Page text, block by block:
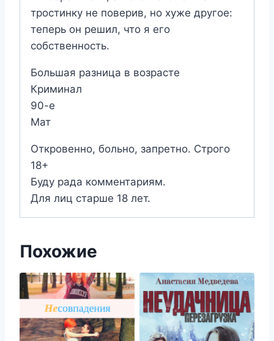
тростинку не поверив, но хуже другое:
теперь он решил, что я его
собственность.
Большая разница в возрасте
Криминал
90-е
Мат
Откровенно, больно, запретно. Строго
18+
Буду рада комментариям.
Для лиц старше 18 лет.
Похожие